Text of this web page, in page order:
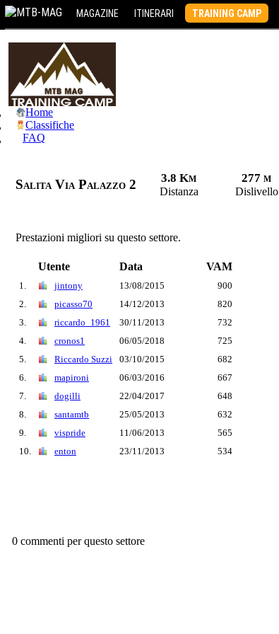
MAGAZINE ITINERARI TRAINING CAMP
Home
Classifiche
FAQ
Salita Via Palazzo 2 3.8 Km
Distanza
277 m
Dislivello
Prestazioni migliori su questo settore.
Utente Data VAM
1. jintony 13/08/2015
900
2.
picasso70 14/12/2013
820
3.
riccardo_1961 30/11/2013
732
4.
cronos1 06/05/2018
725
5.
Riccardo Suzzi 03/10/2015
682
6.
mapironi 06/03/2016
667
7.
dogilli 22/04/2017
648
8.
santamtb 25/05/2013
632
9.
vispride 11/06/2013
565
10.
enton 23/11/2013 534
0 commenti per questo settore